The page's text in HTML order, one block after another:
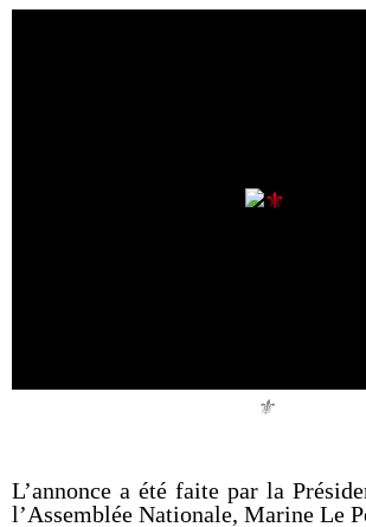
⚜️
L’annonce a été faite par la
l’Assemblée Nationale, Marine Le